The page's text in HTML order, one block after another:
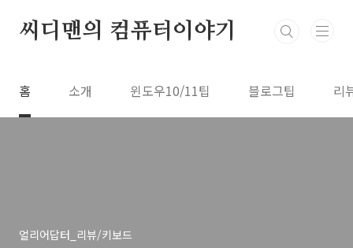
씨디맨의 컴퓨터이야기
홈 소개 윈도우10/11팁 블로그팁 리
얼리어답터_리뷰/키보드